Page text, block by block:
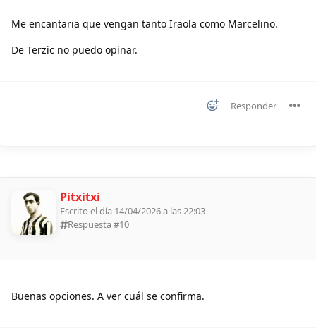
Me encantaria que vengan tanto Iraola como Marcelino.
De Terzic no puedo opinar.
Responder
Pitxitxi
Escrito el día 14/04/2026 a las 22:03
Respuesta #10
Buenas opciones. A ver cuál se confirma.